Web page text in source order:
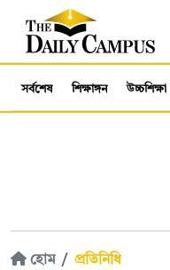
সর্বশেষ শিক্ষাঙ্গন উচ্চশিক্ষা
হোম প্রতিনিধি